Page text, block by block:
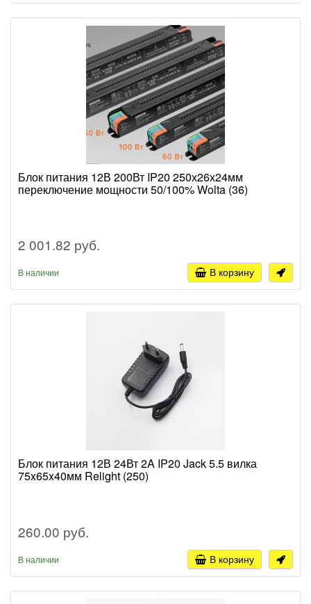
Блок питания 12В 200Вт IP20 250х26х24мм
переключение мощности 50/100% Wolta (36)
2 001.82 руб.
В наличии В корзину
Блок питания 12В 24Вт 2A IP20 Jack 5.5 вилка
75x65x40мм Relight (250)
260.00 руб.
В наличии В корзину